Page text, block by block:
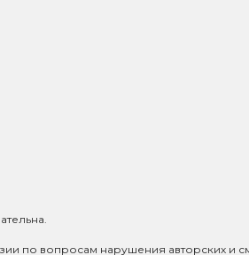
по вопросам нарушения авторских и